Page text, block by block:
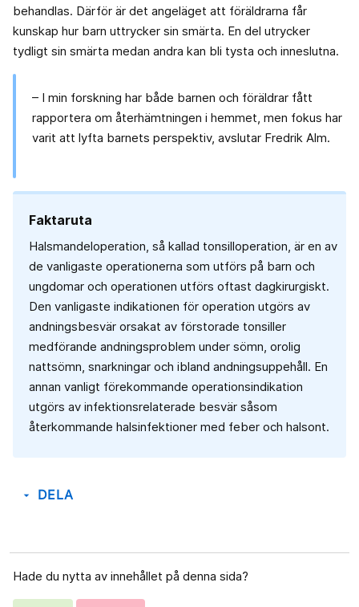
behandlas. Därför är det angeläget att föräldrarna får
kunskap hur barn uttrycker sin smärta. En del utrycker
tydligt sin smärta medan andra kan bli tysta och inneslutna.
– I min forskning har både barnen och föräldrar fått
rapportera om återhämtningen i hemmet, men fokus har
varit att lyfta barnets perspektiv, avslutar Fredrik Alm.
Faktaruta
Halsmandeloperation, så kallad tonsilloperation, är en av
de vanligaste operationerna som utförs på barn och
ungdomar och operationen utförs oftast dagkirurgiskt.
Den vanligaste indikationen för operation utgörs av
andningsbesvär orsakat av förstorade tonsiller
medförande andningsproblem under sömn, orolig
nattsömn, snarkningar och ibland andningsuppehåll. En
annan vanligt förekommande operationsindikation
utgörs av infektionsrelaterade besvär såsom
återkommande halsinfektioner med feber och halsont.
arrow_drop_down DELA
Hade du nytta av innehållet på denna sida?